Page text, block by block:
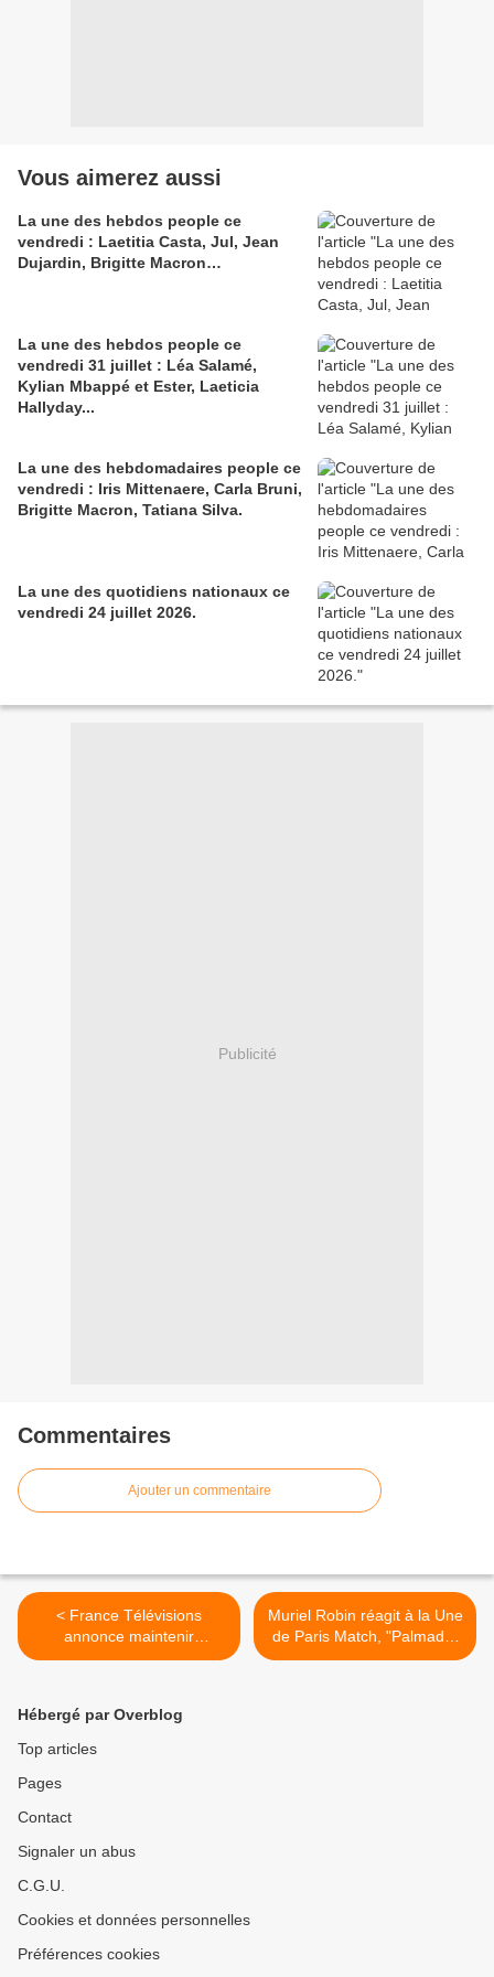
Vous aimerez aussi
La une des hebdos people ce
vendredi : Laetitia Casta, Jul, Jean
Dujardin, Brigitte Macron…
La une des hebdos people ce
vendredi 31 juillet : Léa Salamé,
Kylian Mbappé et Ester, Laeticia
Hallyday...
La une des hebdomadaires people ce
vendredi : Iris Mittenaere, Carla Bruni,
Brigitte Macron, Tatiana Silva.
La une des quotidiens nationaux ce
vendredi 24 juillet 2026.
Publicité
Commentaires
Ajouter un commentaire
< France Télévisions
annonce maintenir
l'équilibre de ses comptes
Muriel Robin réagit à la Une
de Paris Match, "Palmade,
le cas de conscience". >
Hébergé par Overblog
Top articles
Pages
Contact
Signaler un abus
C.G.U.
Cookies et données personnelles
Préférences cookies